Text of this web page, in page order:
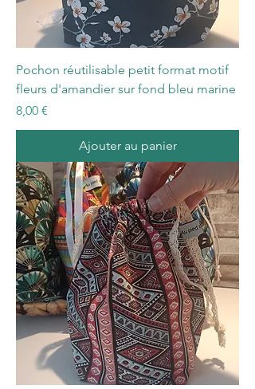
Pochon réutilisable petit format motif
fleurs d'amandier sur fond bleu marine
Prix
8,00 €
Ajouter au panier